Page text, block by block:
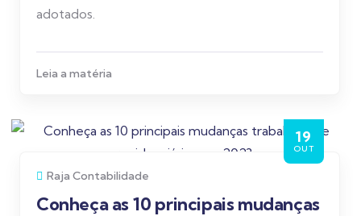
adotados.
Leia a matéria
19
OUT
Raja Contabilidade
Conheça as 10 principais mudanças